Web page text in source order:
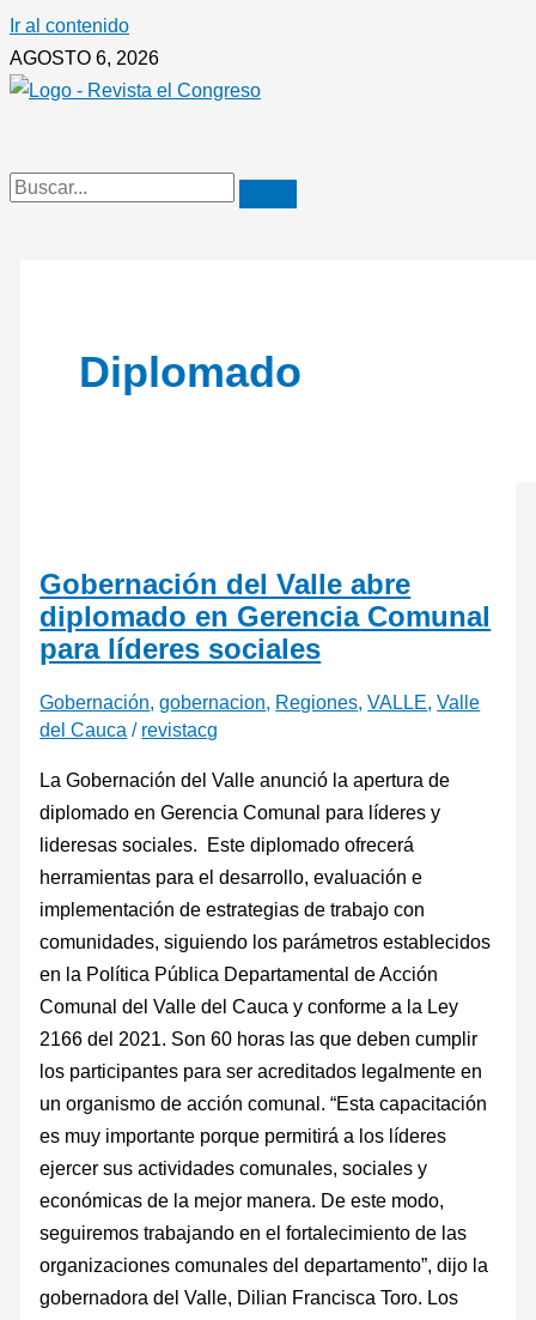
Ir al contenido
AGOSTO 6, 2026
Diplomado
Gobernación del Valle abre
diplomado en Gerencia Comunal
para líderes sociales
Gobernación,gobernacion, Regiones,VALLE,Valle
del Cauca / revistacg
La Gobernación del Valle anunció la apertura de
diplomado en Gerencia Comunal para líderes y
lideresas sociales. Este diplomado ofrecerá
herramientas para el desarrollo, evaluación e
implementación de estrategias de trabajo con
comunidades, siguiendo los parámetros establecidos
en la Política Pública Departamental de Acción
Comunal del Valle del Cauca y conforme a la Ley
2166 del 2021. Son 60 horas las que deben cumplir
los participantes para ser acreditados legalmente en
un organismo de acción comunal. “Esta capacitación
es muy importante porque permitirá a los líderes
ejercer sus actividades comunales, sociales y
económicas de la mejor manera. De este modo,
seguiremos trabajando en el fortalecimiento de las
organizaciones comunales del departamento”, dijo la
gobernadora del Valle, Dilian Francisca Toro. Los